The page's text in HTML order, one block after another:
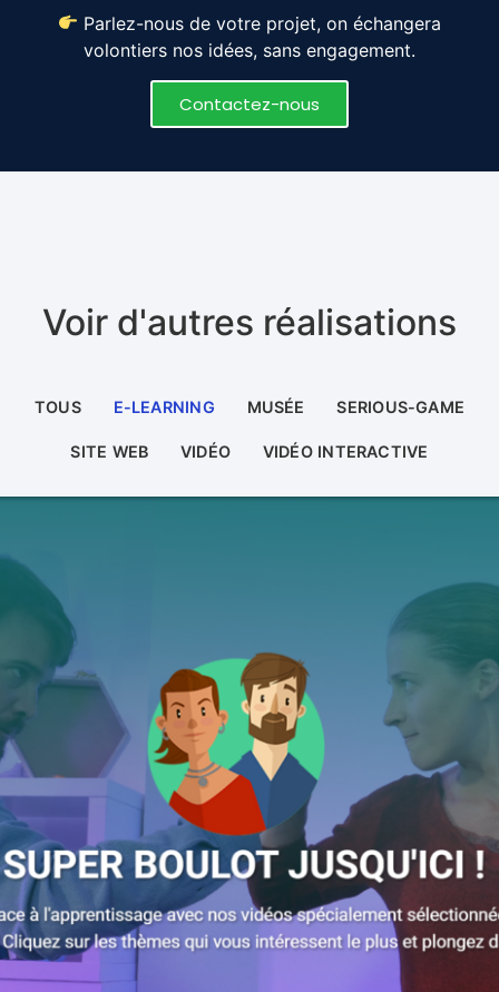
Parlez-nous de votre projet, on échangera
volontiers nos idées, sans engagement.
Contactez-nous
Voir d'autres réalisations
TOUS E-LEARNING MUSÉE SERIOUS-GAME
SITE WEB VIDÉO VIDÉO INTERACTIVE